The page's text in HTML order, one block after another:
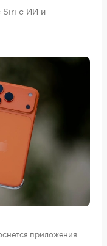
Siri с ИИ и
приложения